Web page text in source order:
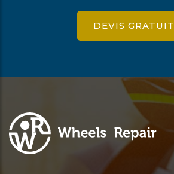
DEVIS GRATUIT